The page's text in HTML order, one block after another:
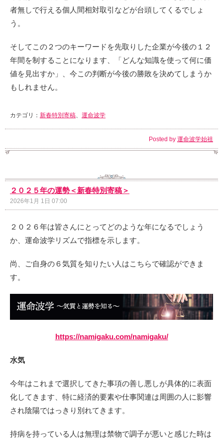
者無しで行える個人間相対取引などが台頭してくるでしょ
う。
そしてこの２つのキーワードを先取りした企業が今後の１２
年間を制することになります、「どんな知識を使って何に価
値を見出すか」、今この判断が今後の勝敗を決めてしまうか
もしれません。
カテゴリ： 新春特別寄稿、 運命波学
Posted by 運命波学始祖
２０２５年の運勢＜新春特別寄稿＞
2026年1月 1日 07:00
２０２６年は皆さんにとってどのような年になるでしょう
か、運命波学リズムで指標を示します。
尚、ご自身の６気質を知りたい人はこちらで確認ができま
す。
https://namigaku.com/namigaku/
水気
今年はこれまで選択してきた事項の善し悪しが具体的に表面
化してきます、特に経済的要素や仕事関連は周囲の人に影響
され陰陽ではっきり別れてきます。
持病を持っている人は無理は禁物で調子が悪いと感じた時は